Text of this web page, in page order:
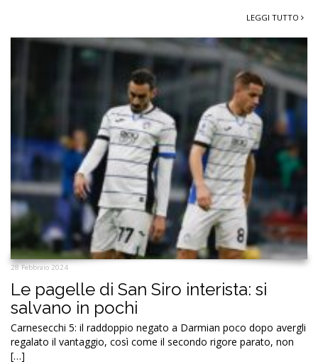
LEGGI TUTTO
28 Febbraio 2024
Le pagelle di San Siro interista: si
salvano in pochi
Carnesecchi 5: il raddoppio negato a Darmian poco dopo avergli
regalato il vantaggio, così come il secondo rigore parato, non
[…]